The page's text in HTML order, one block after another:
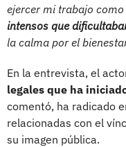
ejercer mi trabajo como
intensos que
la calma por el
En la entrevista, el
legales que ha
comentó, ha radicado
relacionadas con el
su imagen pública.